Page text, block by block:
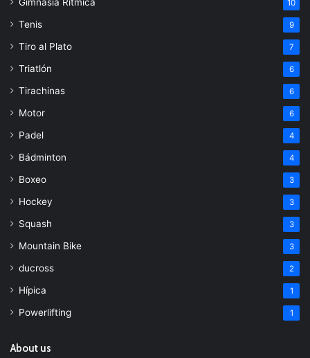
10
Tenis 9
Tiro al Plato 7
Triatlón 6
Tirachinas 6
Motor 6
Padel 4
Bádminton 4
Boxeo 3
Hockey 3
Squash 3
Mountain Bike 3
ducross 2
Hípica 1
Powerlifting 1
About us